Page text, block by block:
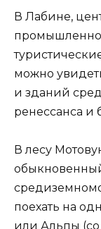
В Лабине,
можно
и зданий
ренессанса и
В лесу
поехать на
или Альпы